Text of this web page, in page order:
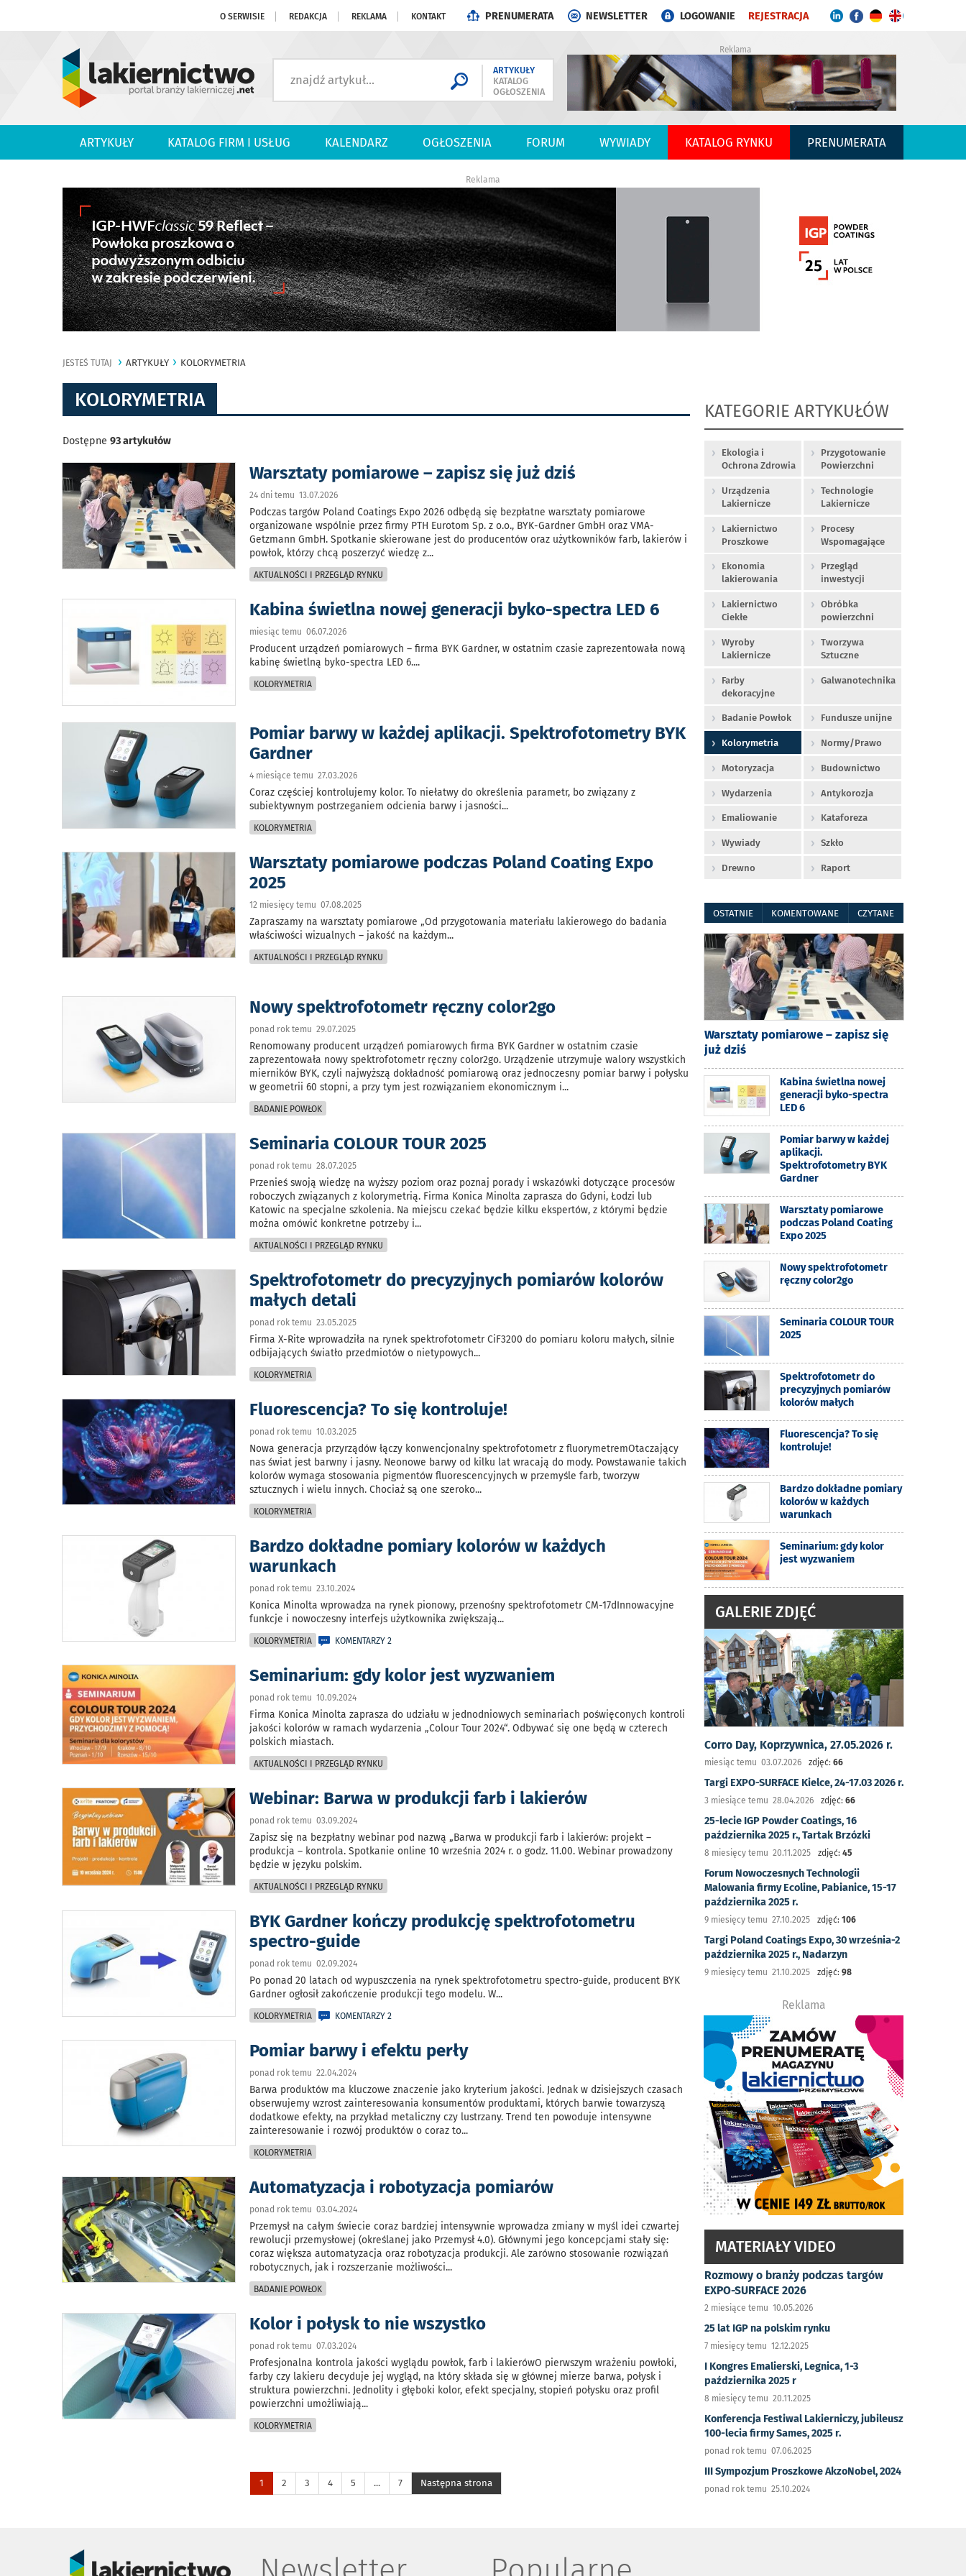
O SERWISIE REDAKCJA REKLAMA KONTAKT PRENUMERATA NEWSLETTER LOGOWANIE REJESTRACJA
ARTYKUŁY
KATALOG
OGŁOSZENIA
Reklama
ARTYKUŁY KATALOG FIRM I USŁUG KALENDARZ OGŁOSZENIA FORUM WYWIADY KATALOG RYNKU PRENUMERATA
Reklama
JESTEŚ TUTAJ ARTYKUŁY KOLORYMETRIA
KOLORYMETRIA
Dostępne 93 artykułów
Warsztaty pomiarowe – zapisz się już dziś
24 dni temu 13.07.2026
Podczas targów Poland Coatings Expo 2026 odbędą się bezpłatne warsztaty pomiarowe
organizowane wspólnie przez firmy PTH Eurotom Sp. z o.o., BYK-Gardner GmbH oraz VMA-
Getzmann GmbH. Spotkanie skierowane jest do producentów oraz użytkowników farb, lakierów i
powłok, którzy chcą poszerzyć wiedzę z...
AKTUALNOŚCI I PRZEGLĄD RYNKU
Kabina świetlna nowej generacji byko-spectra LED 6
miesiąc temu 06.07.2026
Producent urządzeń pomiarowych – firma BYK Gardner, w ostatnim czasie zaprezentowała nową
kabinę świetlną byko-spectra LED 6....
KOLORYMETRIA
Pomiar barwy w każdej aplikacji. Spektrofotometry BYK
Gardner
4 miesiące temu 27.03.2026
Coraz częściej kontrolujemy kolor. To niełatwy do określenia parametr, bo związany z
subiektywnym postrzeganiem odcienia barwy i jasności...
KOLORYMETRIA
Warsztaty pomiarowe podczas Poland Coating Expo
2025
12 miesięcy temu 07.08.2025
Zapraszamy na warsztaty pomiarowe „Od przygotowania materiału lakierowego do badania
właściwości wizualnych – jakość na każdym...
AKTUALNOŚCI I PRZEGLĄD RYNKU
Nowy spektrofotometr ręczny color2go
ponad rok temu 29.07.2025
Renomowany producent urządzeń pomiarowych firma BYK Gardner w ostatnim czasie
zaprezentowała nowy spektrofotometr ręczny color2go. Urządzenie utrzymuje walory wszystkich
mierników BYK, czyli najwyższą dokładność pomiarową oraz jednoczesny pomiar barwy i połysku
w geometrii 60 stopni, a przy tym jest rozwiązaniem ekonomicznym i...
BADANIE POWŁOK
Seminaria COLOUR TOUR 2025
ponad rok temu 28.07.2025
Przenieś swoją wiedzę na wyższy poziom oraz poznaj porady i wskazówki dotyczące procesów
roboczych związanych z kolorymetrią. Firma Konica Minolta zaprasza do Gdyni, Łodzi lub
Katowic na specjalne szkolenia. Na miejscu czekać będzie kilku ekspertów, z którymi będzie
można omówić konkretne potrzeby i...
AKTUALNOŚCI I PRZEGLĄD RYNKU
Spektrofotometr do precyzyjnych pomiarów kolorów
małych detali
ponad rok temu 23.05.2025
Firma X-Rite wprowadziła na rynek spektrofotometr CiF3200 do pomiaru koloru małych, silnie
odbijających światło przedmiotów o nietypowych...
KOLORYMETRIA
Fluorescencja? To się kontroluje!
ponad rok temu 10.03.2025
Nowa generacja przyrządów łączy konwencjonalny spektrofotometr z fluorymetremOtaczający
nas świat jest barwny i jasny. Neonowe barwy od kilku lat wracają do mody. Powstawanie takich
kolorów wymaga stosowania pigmentów fluorescencyjnych w przemyśle farb, tworzyw
sztucznych i wielu innych. Chociaż są one szeroko...
KOLORYMETRIA
Bardzo dokładne pomiary kolorów w każdych
warunkach
ponad rok temu 23.10.2024
Konica Minolta wprowadza na rynek pionowy, przenośny spektrofotometr CM-17dInnowacyjne
funkcje i nowoczesny interfejs użytkownika zwiększają...
KOLORYMETRIA KOMENTARZY 2
Seminarium: gdy kolor jest wyzwaniem
ponad rok temu 10.09.2024
Firma Konica Minolta zaprasza do udziału w jednodniowych seminariach poświęconych kontroli
jakości kolorów w ramach wydarzenia „Colour Tour 2024“. Odbywać się one będą w czterech
polskich miastach.
AKTUALNOŚCI I PRZEGLĄD RYNKU
Webinar: Barwa w produkcji farb i lakierów
ponad rok temu 03.09.2024
Zapisz się na bezpłatny webinar pod nazwą „Barwa w produkcji farb i lakierów: projekt –
produkcja – kontrola. Spotkanie online 10 września 2024 r. o godz. 11.00. Webinar prowadzony
będzie w języku polskim.
AKTUALNOŚCI I PRZEGLĄD RYNKU
BYK Gardner kończy produkcję spektrofotometru
spectro-guide
ponad rok temu 02.09.2024
Po ponad 20 latach od wypuszczenia na rynek spektrofotometru spectro-guide, producent BYK
Gardner ogłosił zakończenie produkcji tego modelu. W...
KOLORYMETRIA KOMENTARZY 2
Pomiar barwy i efektu perły
ponad rok temu 22.04.2024
Barwa produktów ma kluczowe znaczenie jako kryterium jakości. Jednak w dzisiejszych czasach
obserwujemy wzrost zainteresowania konsumentów produktami, których barwie towarzyszą
dodatkowe efekty, na przykład metaliczny czy lustrzany. Trend ten powoduje intensywne
zainteresowanie i rozwój produktów o coraz to...
KOLORYMETRIA
Automatyzacja i robotyzacja pomiarów
ponad rok temu 03.04.2024
Przemysł na całym świecie coraz bardziej intensywnie wprowadza zmiany w myśl idei czwartej
rewolucji przemysłowej (określanej jako Przemysł 4.0). Głównymi jego koncepcjami stały się:
coraz większa automatyzacja oraz robotyzacja produkcji. Ale zarówno stosowanie rozwiązań
robotycznych, jak i rozszerzanie możliwości...
BADANIE POWŁOK
Kolor i połysk to nie wszystko
ponad rok temu 07.03.2024
Profesjonalna kontrola jakości wyglądu powłok, farb i lakierówO pierwszym wrażeniu powłoki,
farby czy lakieru decyduje jej wygląd, na który składa się w głównej mierze barwa, połysk i
struktura powierzchni. Jednolity i głęboki kolor, efekt specjalny, stopień połysku oraz profil
powierzchni umożliwiają...
KOLORYMETRIA
1 2 3 4 5 ... 7 Następna strona
KATEGORIE ARTYKUŁÓW
Ekologia i
Ochrona Zdrowia
Przygotowanie
Powierzchni
Urządzenia
Lakiernicze
Technologie
Lakiernicze
Lakiernictwo
Proszkowe
Procesy
Wspomagające
Ekonomia
lakierowania
Przegląd
inwestycji
Lakiernictwo
Ciekłe
Obróbka
powierzchni
Wyroby
Lakiernicze
Tworzywa
Sztuczne
Farby
dekoracyjne
Galwanotechnika
Badanie Powłok Fundusze unijne
Kolorymetria Normy/Prawo
Motoryzacja Budownictwo
Wydarzenia Antykorozja
Emaliowanie Kataforeza
Wywiady Szkło
Drewno Raport
OSTATNIE KOMENTOWANE CZYTANE
Warsztaty pomiarowe – zapisz się
już dziś
Kabina świetlna nowej
generacji byko-spectra
LED 6
Pomiar barwy w każdej
aplikacji.
Spektrofotometry BYK
Gardner
Warsztaty pomiarowe
podczas Poland Coating
Expo 2025
Nowy spektrofotometr
ręczny color2go
Seminaria COLOUR TOUR
2025
Spektrofotometr do
precyzyjnych pomiarów
kolorów małych
Fluorescencja? To się
kontroluje!
Bardzo dokładne pomiary
kolorów w każdych
warunkach
Seminarium: gdy kolor
jest wyzwaniem
GALERIE ZDJĘĆ
Corro Day, Koprzywnica, 27.05.2026 r.
miesiąc temu 03.07.2026 zdjęć: 66
Targi EXPO-SURFACE Kielce, 24-17.03 2026 r.
3 miesiące temu 28.04.2026 zdjęć: 66
25-lecie IGP Powder Coatings, 16
października 2025 r., Tartak Brzózki
8 miesięcy temu 20.11.2025 zdjęć: 45
Forum Nowoczesnych Technologii
Malowania firmy Ecoline, Pabianice, 15-17
października 2025 r.
9 miesięcy temu 27.10.2025 zdjęć: 106
Targi Poland Coatings Expo, 30 września-2
października 2025 r., Nadarzyn
9 miesięcy temu 21.10.2025 zdjęć: 98
Reklama
MATERIAŁY VIDEO
Rozmowy o branży podczas targów
EXPO-SURFACE 2026
2 miesiące temu 10.05.2026
25 lat IGP na polskim rynku
7 miesięcy temu 12.12.2025
I Kongres Emalierski, Legnica, 1-3
października 2025 r
8 miesięcy temu 20.11.2025
Konferencja Festiwal Lakierniczy, jubileusz
100-lecia firmy Sames, 2025 r.
ponad rok temu 07.06.2025
III Sympozjum Proszkowe AkzoNobel, 2024
ponad rok temu 25.10.2024